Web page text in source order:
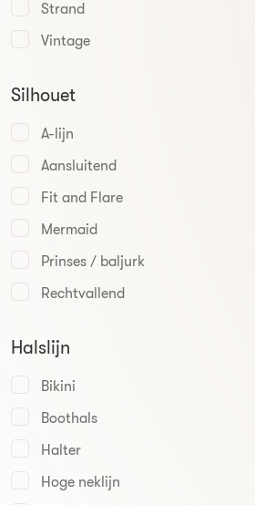
Strand
Vintage
Silhouet
A-lijn
Aansluitend
Fit and Flare
Mermaid
Prinses / baljurk
Rechtvallend
Halslijn
Bikini
Boothals
Halter
Hoge neklijn